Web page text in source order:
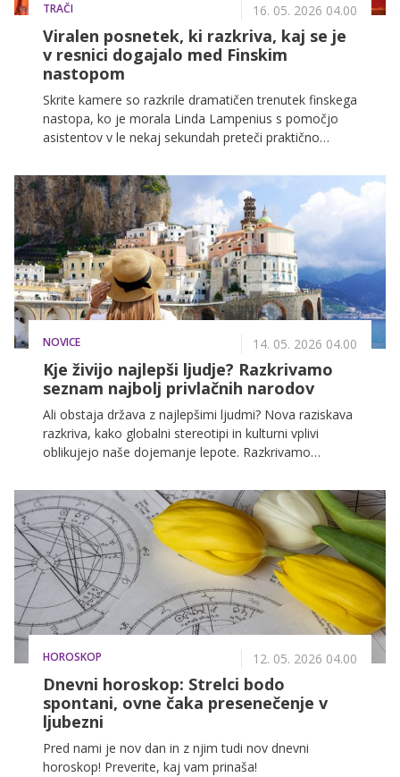
TRAČI 16. 05. 2026 04.00
Viralen posnetek, ki razkriva, kaj se je
v resnici dogajalo med Finskim
nastopom
Skrite kamere so razkrile dramatičen trenutek finskega
nastopa, ko je morala Linda Lampenius s pomočjo
asistentov v le nekaj sekundah preteči praktično
NOVICE 14. 05. 2026 04.00
Kje živijo najlepši ljudje? Razkrivamo
seznam najbolj privlačnih narodov
Ali obstaja država z najlepšimi ljudmi? Nova raziskava
razkriva, kako globalni stereotipi in kulturni vplivi
oblikujejo naše dojemanje lepote. Razkrivamo
karizmatične.
HOROSKOP 12. 05. 2026 04.00
Dnevni horoskop: Strelci bodo
spontani, ovne čaka presenečenje v
ljubezni
Pred nami je nov dan in z njim tudi nov dnevni
horoskop! Preverite, kaj vam prinaša!